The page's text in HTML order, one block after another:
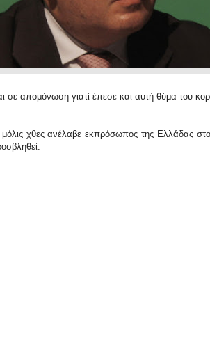
σε απομόνωση γιατί έπεσε και αυτή θύμα του
χθες ανέλαβε εκπρόσωπος της Ελλάδας